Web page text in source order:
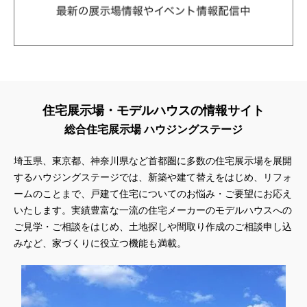
住宅展示場・モデルハウスの情報サイト
総合住宅展示場 ハウジングステージ
埼玉県、東京都、神奈川県など首都圏に多数の住宅展示場を展開
するハウジングステージでは、新築や建て替えをはじめ、リフォ
ームのことまで、戸建て住宅についてのお悩み・ご要望にお応え
いたします。実績豊富な一流の住宅メーカーのモデルハウスへの
ご見学・ご相談をはじめ、土地探しや間取り作成のご相談申し込
みなど、家づくりに役立つ機能も満載。